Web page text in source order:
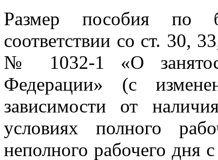
Размер пособия по
соответствии со ст. 30,
№ 1032-1 «О
Федерации» (с
зависимости от
условиях полного
неполного рабочего дня